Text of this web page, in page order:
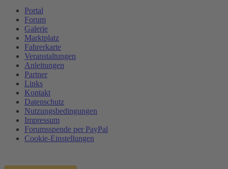
Portal
Forum
Galerie
Marktplatz
Fahrerkarte
Veranstaltungen
Anleitungen
Partner
Links
Kontakt
Datenschutz
Nutzungsbedingungen
Impressum
Forumsspende per PayPal
Cookie-Einstellungen